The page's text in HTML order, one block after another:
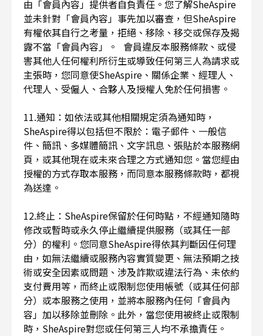
由「會員內容」提供者自負責任。您了解SheAspire
並未針對「會員內容」事先加以審查，但SheAspire
有權依其自行之考量，拒絕、移除、移交或保存及揭
露不當「會員內容」。 會員違反本服務條款、或侵
害其他人任何權利所衍生或導致任何第三人為請求或
主張時，您同意使SheAspire、關係企業、經理人、
代理人、受僱人、合夥人及授權人免於任何損害。
11.通知：如依法或其他相關規定須為通知時，
SheAspire得以包括但不限於：電子郵件、一般信
件、簡訊、多媒體簡訊、文字訊息、張貼於本服務網
頁，或其他現在或未來合理之方式通知您。當您經由
授權的方式存取本服務，而同意本服務條款時，都視
為送達。
12.終止：SheAspire保留於任何時點，不經通知隨時
修改或暫時或永久停止繼續提供服務（或其任一部
分）的權利。您同意SheAspire得依其判斷因任何理
由，如無法繼續或服務內容實質變更、無法預期之技
術或安全因素或問題、涉及詐欺或違法行為、未依約
支付費用等，而終止或限制您使用帳號（或其任何部
分）或本服務之使用，並將本服務內任何「會員內
容」加以移除並刪除。此外，當您使用被終止或限制
時，SheAspire對您或任何第三人均不承擔責任。